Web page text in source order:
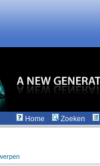
Home Zoeken